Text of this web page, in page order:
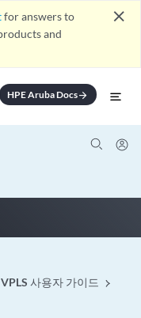
for answers to
and
close
HPE Aruba Docsarrow_forward
사용자 가이드